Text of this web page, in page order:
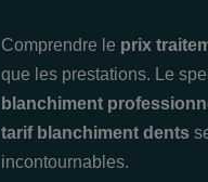
Comprendre le prix
que les prestations. Le
blanchiment
tarif blanchiment dents
incontournables.